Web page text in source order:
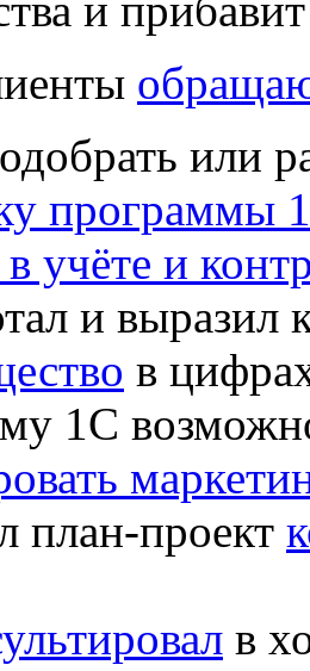
или
программы
учёте и
и выразил
в
1С
план-проект
в